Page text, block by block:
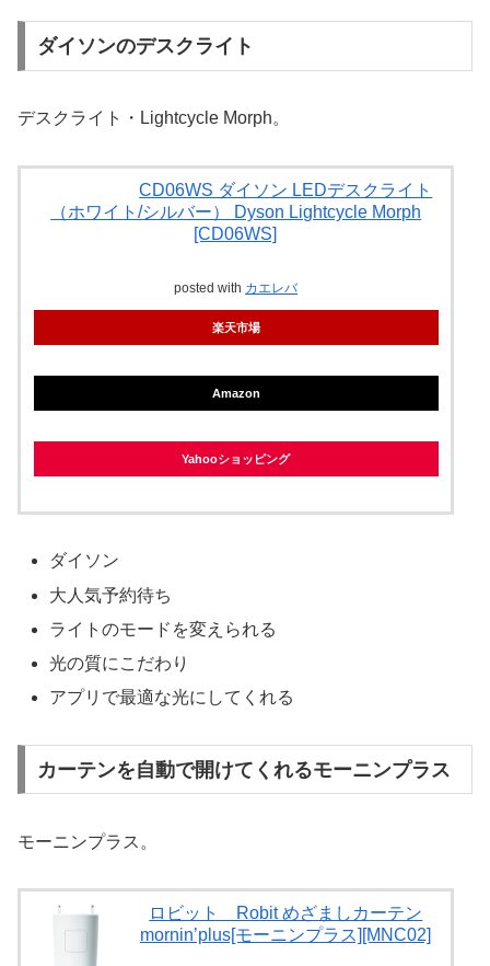
ダイソンのデスクライト
デスクライト・Lightcycle Morph。
CD06WS ダイソン LEDデスクライト
（ホワイト/シルバー） Dyson Lightcycle Morph
[CD06WS]
posted with カエレバ
楽天市場
Amazon
Yahooショッピング
ダイソン
大人気予約待ち
ライトのモードを変えられる
光の質にこだわり
アプリで最適な光にしてくれる
カーテンを自動で開けてくれるモーニンプラス
モーニンプラス。
ロビット Robit めざましカーテン
mornin’plus[モーニンプラス][MNC02]